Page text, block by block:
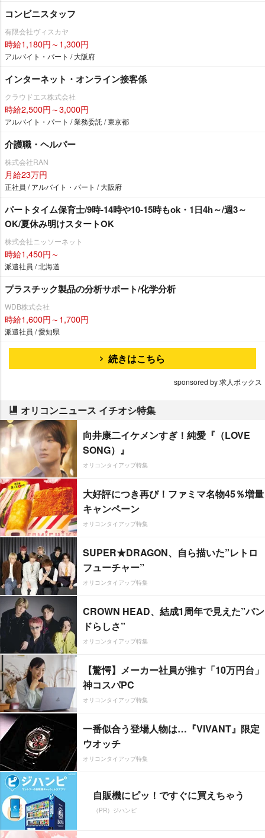
コンビニスタッフ
有限会社ヴィスカヤ
時給1,180円～1,300円
アルバイト・パート / 大阪府
インターネット・オンライン接客係
クラウドエス株式会社
時給2,500円～3,000円
アルバイト・パート / 業務委託 / 東京都
介護職・ヘルパー
株式会社RAN
月給23万円
正社員 / アルバイト・パート / 大阪府
パートタイム保育士/9時-14時や10-15時もok・1日4h～/週3～
OK/夏休み明けスタートOK
株式会社ニッソーネット
時給1,450円～
派遣社員 / 北海道
プラスチック製品の分析サポート/化学分析
WDB株式会社
時給1,600円～1,700円
派遣社員 / 愛知県
続きはこちら
sponsored by 求人ボックス
オリコンニュース イチオシ特集
向井康二イケメンすぎ！純愛『（LOVE
SONG）』
オリコンタイアップ特集
大好評につき再び！ファミマ名物45％増量
キャンペーン
オリコンタイアップ特集
SUPER★DRAGON、自ら描いた”レトロ
フューチャー”
オリコンタイアップ特集
CROWN HEAD、結成1周年で見えた”バン
ドらしさ”
オリコンタイアップ特集
【驚愕】メーカー社員が推す「10万円台」
神コスパPC
オリコンタイアップ特集
一番似合う登場人物は…『VIVANT』限定
ウオッチ
オリコンタイアップ特集
自販機にピッ！ですぐに買えちゃう
（PR）ジハンピ